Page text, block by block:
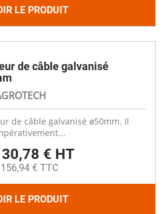
LE PRODUIT
de câble galvanisé
de câble galvanisé ø50mm. Il
€ HT
156,94 € TTC
LE PRODUIT